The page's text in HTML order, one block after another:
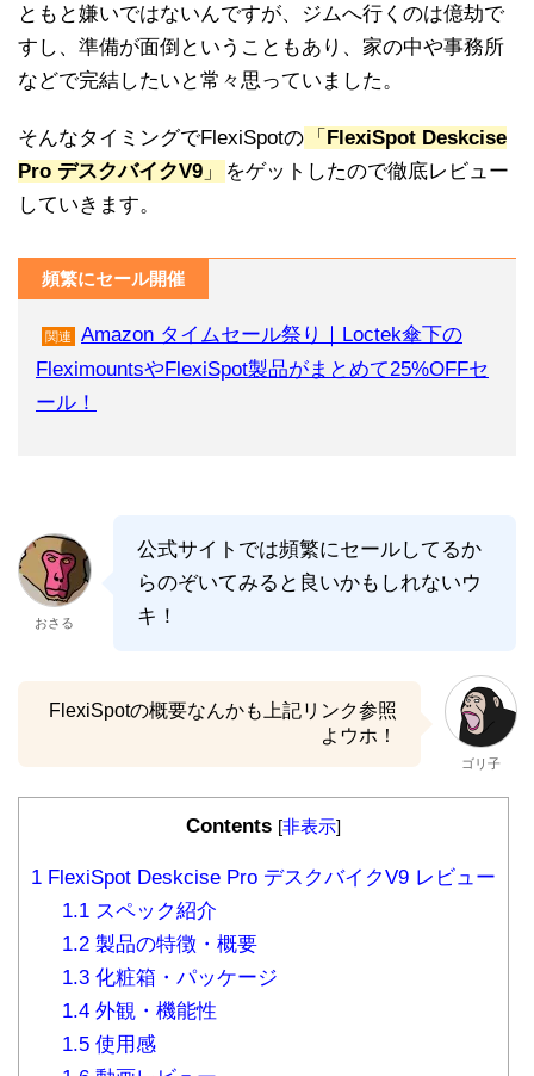
ともと嫌いではないんですが、ジムへ行くのは億劫で
すし、準備が面倒ということもあり、家の中や事務所
などで完結したいと常々思っていました。
そんなタイミングでFlexiSpotの 「 FlexiSpot Deskcise
Pro デスクバイクV9 」
をゲットしたので徹底レビュー
していきます。
頻繁にセール開催
関連
Amazon タイムセール祭り｜Loctek傘下の
FleximountsやFlexiSpot製品がまとめて25%OFFセ
ール！
おさる
公式サイトでは頻繁にセールしてるか
らのぞいてみると良いかもしれないウ
キ！
FlexiSpotの概要なんかも上記リンク参照
よウホ！
ゴリ子
Contents [非表示]
1 FlexiSpot Deskcise Pro デスクバイクV9 レビュー
1.1スペック紹介
1.2製品の特徴・概要
1.3化粧箱・パッケージ
1.4外観・機能性
1.5使用感